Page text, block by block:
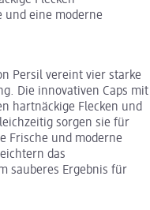
und eine moderne
Persil vereint vier starke
Die innovativen Caps mit
hartnäckige Flecken und
sorgen sie für
Frische und moderne
das
sauberes Ergebnis für